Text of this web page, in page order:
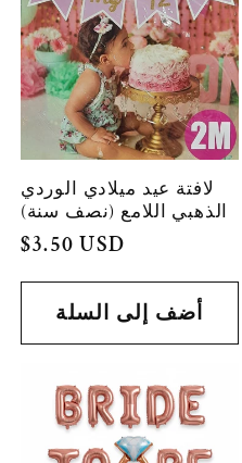
لافتة عيد ميلادي الوردي
الذهبي اللامع (نصف سنة)
السعر
العادي
$3.50 USD
أضف إلى السلة